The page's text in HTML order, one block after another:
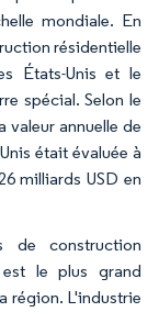
mondiale. En
résidentielle
États-Unis et le
spécial. Selon le
valeur annuelle de
était évaluée à
milliards USD en
de construction
est le plus grand
région. L'industrie